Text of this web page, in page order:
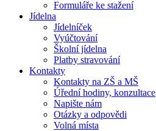
Formuláře ke stažení
Jídelna
Jídelníček
Vyúčtování
Školní jídelna
Platby stravování
Kontakty
Kontakty na ZŠ a MŠ
Úřední hodiny, konzultace
Napište nám
Otázky a odpovědi
Volná místa